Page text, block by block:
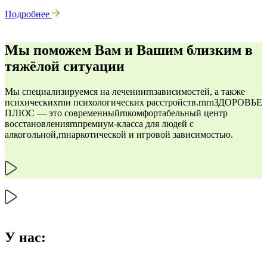
Подробнее
Мы поможем Вам и Вашим близким в
тяжёлой ситуации
Мы специализируемся на леченииrnзависимостей, а также
психическихrnи психологических расстройств.rnrnЗДОРОВЬЕ
ПЛЮС — это современныйrnкомфортабельный центр
восстановленияrnпремиум-класса для людей с
алкогольной,rnнаркотической и игровой зависимостью.
У нас: